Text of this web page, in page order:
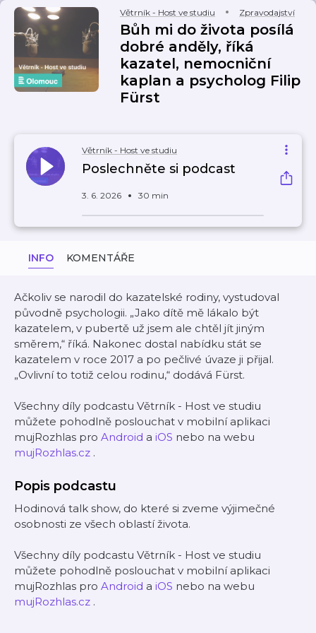
Větrník - Host ve studiu Zpravodajství
Bůh mi do života posílá
dobré anděly, říká
kazatel, nemocniční
kaplan a psycholog Filip
Fürst
Větrník - Host ve studiu
Poslechněte si podcast
3. 6. 2026 30 min
INFO KOMENTÁŘE
Ačkoliv se narodil do kazatelské rodiny, vystudoval
původně psychologii. „Jako dítě mě lákalo být
kazatelem, v pubertě už jsem ale chtěl jít jiným
směrem,“ říká. Nakonec dostal nabídku stát se
kazatelem v roce 2017 a po pečlivé úvaze ji přijal.
„Ovlivní to totiž celou rodinu,“ dodává Fürst.
Všechny díly podcastu Větrník - Host ve studiu
můžete pohodlně poslouchat v mobilní aplikaci
mujRozhlas pro Android a iOS nebo na webu
mujRozhlas.cz .
Popis podcastu
Hodinová talk show, do které si zveme výjimečné
osobnosti ze všech oblastí života.
Všechny díly podcastu Větrník - Host ve studiu
můžete pohodlně poslouchat v mobilní aplikaci
mujRozhlas pro Android a iOS nebo na webu
mujRozhlas.cz .